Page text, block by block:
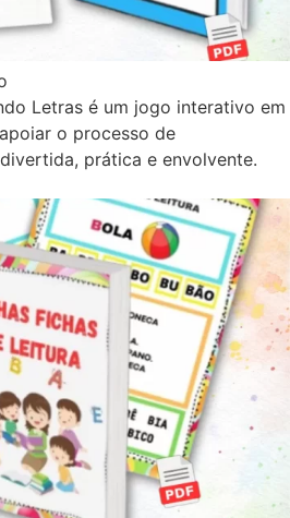
Letras é um jogo interativo em
o processo de
prática e envolvente.